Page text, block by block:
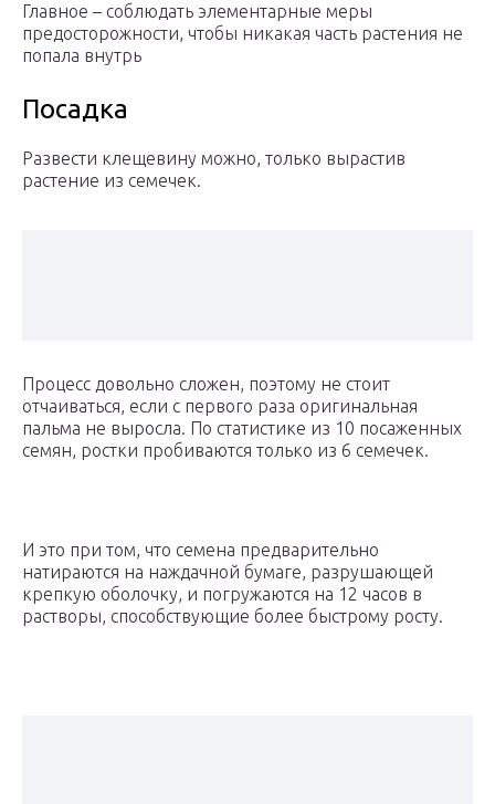
Главное – соблюдать элементарные меры
предосторожности, чтобы никакая часть растения не
попала внутрь
Посадка
Развести клещевину можно, только вырастив
растение из семечек.
Процесс довольно сложен, поэтому не стоит
отчаиваться, если с первого раза оригинальная
пальма не выросла. По статистике из 10 посаженных
семян, ростки пробиваются только из 6 семечек.
И это при том, что семена предварительно
натираются на наждачной бумаге, разрушающей
крепкую оболочку, и погружаются на 12 часов в
растворы, способствующие более быстрому росту.